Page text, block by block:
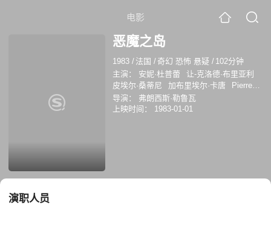
电影
恶魔之岛
1983 / 法国 / 奇幻 恐怖 悬疑 / 102分钟
主演：
安妮·杜普蕾
让-克洛德·布里亚利
皮埃尔·桑蒂尼
加布里埃尔·卡唐
Pierre
Santini
米歇尔·莫雷蒂
利娜·西奥尔
Jacques Marbeuf
导演：
弗朗西斯·勒鲁瓦
上映时间：
1983-01-01
演职人员